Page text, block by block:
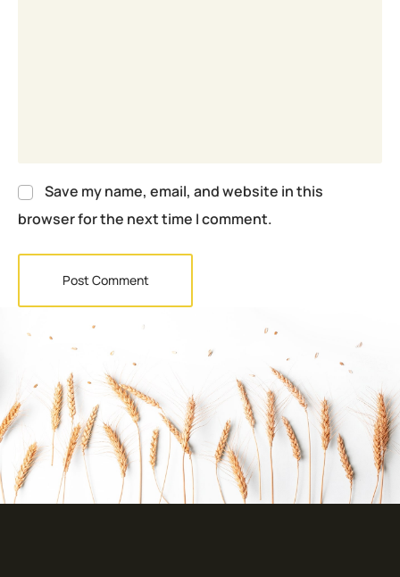
Save my name, email, and website in this
browser for the next time I comment.
Post Comment